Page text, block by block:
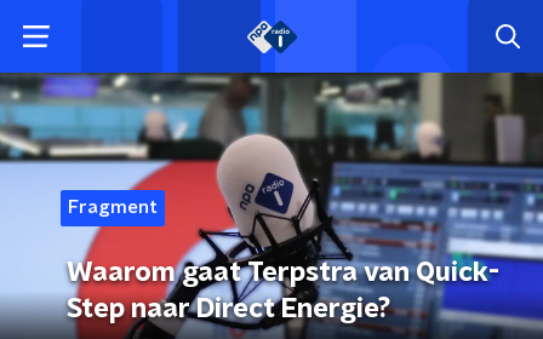
Fragment
Waarom gaat Terpstra van Quick-
Step naar Direct Energie?